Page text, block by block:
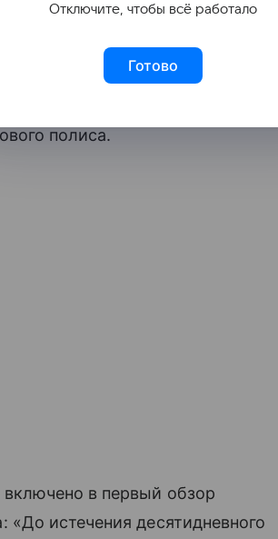
дней до того.
к выводу, что до
транспортного средства для
водитель имеет
полиса.
в первый обзор
«До истечения десятидневного
Отключите, чтобы всё работало
Готово